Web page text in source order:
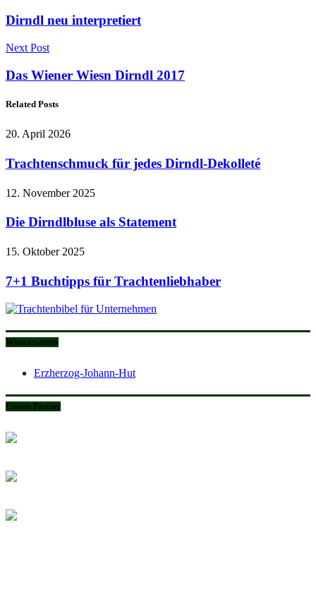
Dirndl neu interpretiert
Next Post
Das Wiener Wiesn Dirndl 2017
Related Posts
20. April 2026
Trachtenschmuck für jedes Dirndl-Dekolleté
12. November 2025
Die Dirndlbluse als Statement
15. Oktober 2025
7+1 Buchtipps für Trachtenliebhaber
Wissenswertes
Erzherzog-Johann-Hut
Unsere Partner